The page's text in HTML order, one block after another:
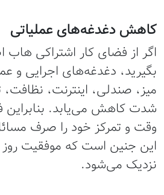
کاهش دغدغه‌های عملیاتی
اگر از فضای کار اشتراکی هاب
بگیرید، دغدغه‌های اجرایی و
میز، صندلی، اینترنت، نظافت،
شدت کاهش می‌یابد. بنابراین
وقت و تمرکز خود را صرف
این جنین است که موفقیت روز
نزدیک می‌شود.